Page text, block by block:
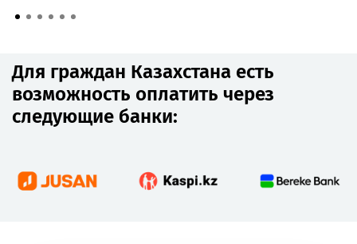
Для граждан Казахстана есть
возможность оплатить через
следующие банки: